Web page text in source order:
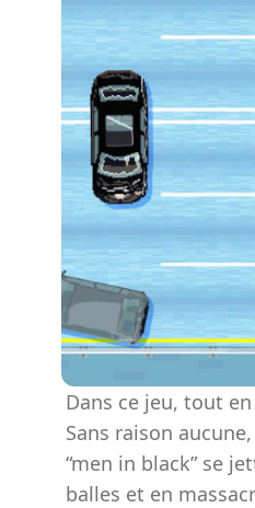
Dans ce jeu, tout
Sans raison
“men in black” se
balles et en